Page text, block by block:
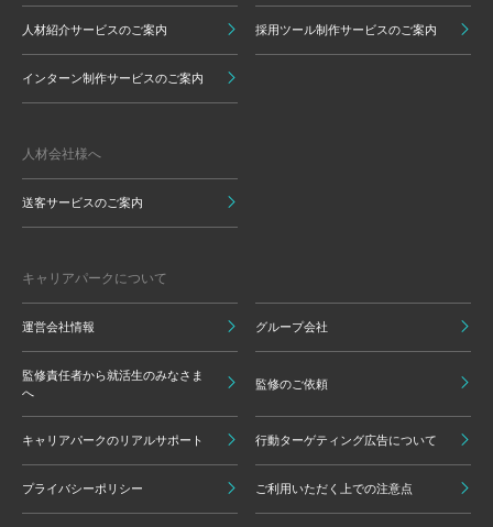
人材紹介サービスのご案内 採用ツール制作サービスのご案内
インターン制作サービスのご案内
人材会社様へ
送客サービスのご案内
キャリアパークについて
運営会社情報 グループ会社
監修責任者から就活生のみなさま
へ
監修のご依頼
キャリアパークのリアルサポート 行動ターゲティング広告について
プライバシーポリシー ご利用いただく上での注意点